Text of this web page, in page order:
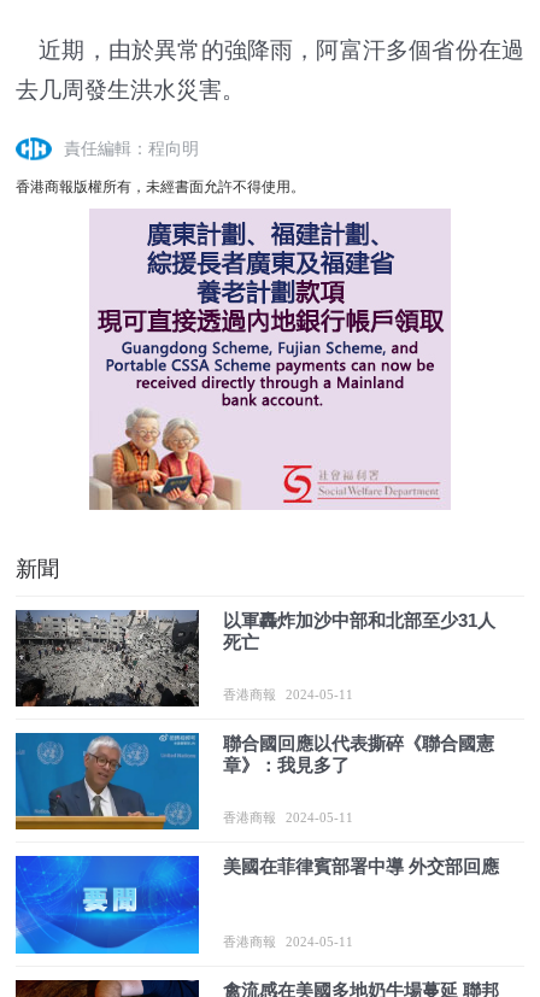
近期，由於異常的強降雨，阿富汗多個省份在過
去几周發生洪水災害。
責任編輯：程向明
香港商報版權所有，未經書面允許不得使用。
新聞
以軍轟炸加沙中部和北部至少31人
死亡
香港商報 2024-05-11
聯合國回應以代表撕碎《聯合國憲
章》：我見多了
香港商報 2024-05-11
美國在菲律賓部署中導 外交部回應
香港商報 2024-05-11
禽流感在美國多地奶牛場蔓延 聯邦